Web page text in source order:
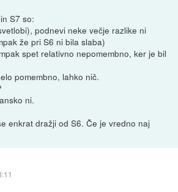
S7 so:
podnevi neke večje razlike ni
že pri S6 ni bila slaba)
spet relativno nepomembno, ker je bil
pomembno, lahko nič.
ni.
enkrat dražji od S6. Če je vredno naj